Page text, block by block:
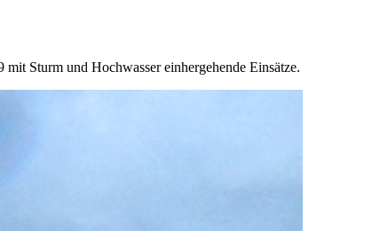
Sturm und Hochwasser einhergehende Einsätze.